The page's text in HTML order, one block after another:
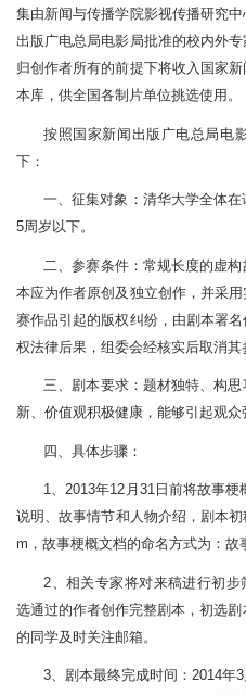
集由新闻与传播学院影视传播研究
出版广电总局电影局批准的校内外
归创作者所有的前提下将收入国家
本库，供全国各制片单位挑选使用。
按照国家新闻出版广电总局电
下：
一、征集对象：清华大学全体
5周岁以下。
二、参赛条件：常规长度的虚
本应为作者原创及独立创作，并采
赛作品引起的版权纠纷，由剧本署
权法律后果，组委会经核实后取消其
三、剧本要求：题材独特、构
新、价值观积极健康，能够引起观众
四、具体步骤：
1、2013年12月31日前将故事
说明、故事情节和人物介绍，剧本初
m ，故事梗概文档的命名方式为：故
2、相关专家将对来稿进行初
选通过的作者创作完整剧本，初选
的同学及时关注邮箱。
3、剧本最终完成时间：2014年3